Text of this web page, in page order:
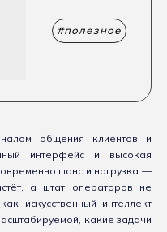
полезное
общения клиентов и
интерфейс и высокая
шанс и нагрузка —
а штат операторов не
искусственный интеллект
какие задачи